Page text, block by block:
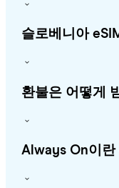
슬로베니아
환불은 어떻게
Always On이란